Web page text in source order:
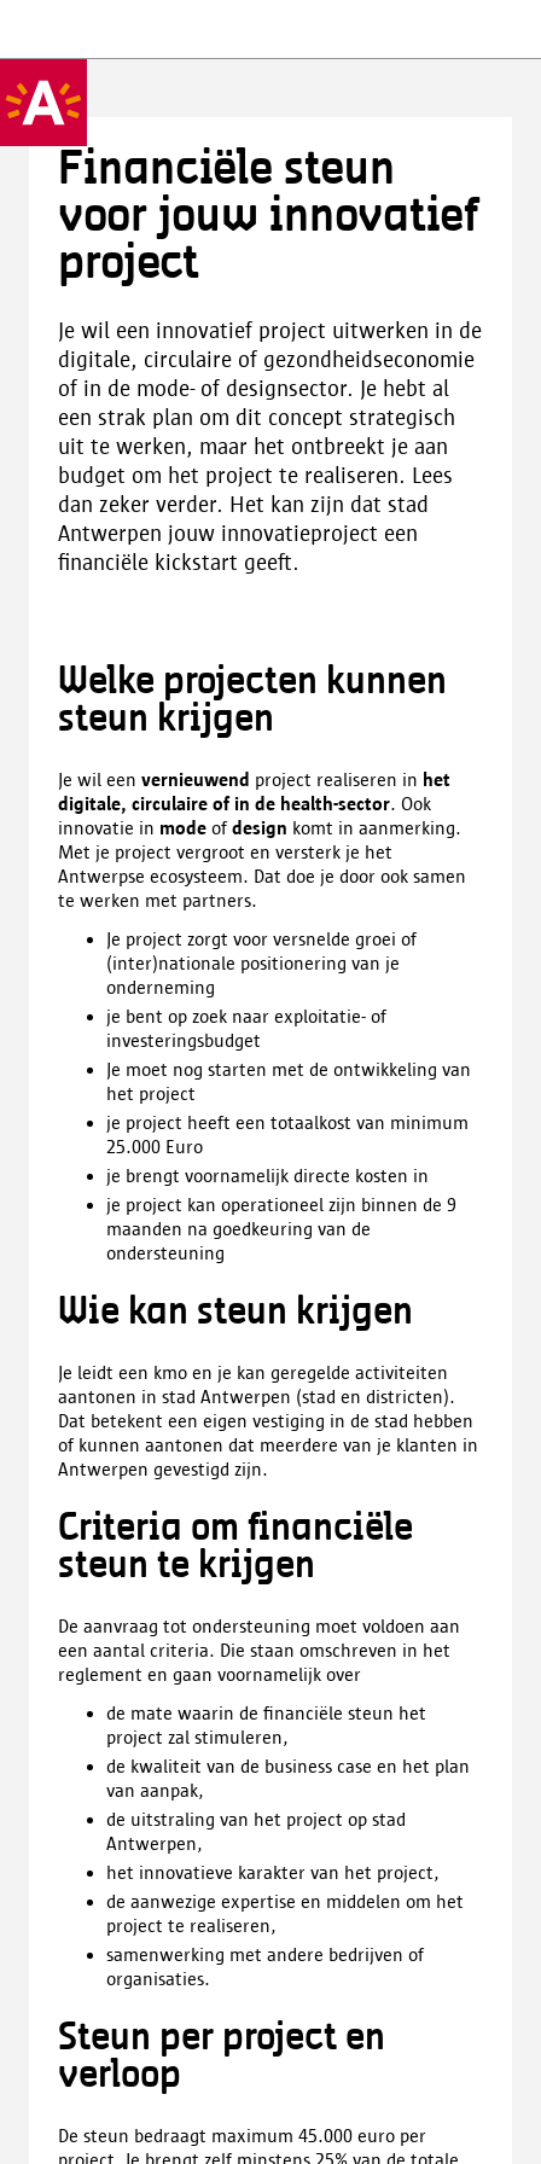
Financiële steun
voor jouw innovatief
project
Je wil een innovatief project uitwerken in de
digitale, circulaire of gezondheidseconomie
of in de mode- of designsector. Je hebt al
een strak plan om dit concept strategisch
uit te werken, maar het ontbreekt je aan
budget om het project te realiseren. Lees
dan zeker verder. Het kan zijn dat stad
Antwerpen jouw innovatieproject een
financiële kickstart geeft.
Welke projecten kunnen
steun krijgen
Je wil een vernieuwend project realiseren in het
digitale, circulaire of in de health-sector. Ook
innovatie in mode ofdesign komt in aanmerking.
Met je project vergroot en versterk je het
Antwerpse ecosysteem. Dat doe je door ook samen
te werken met partners.
Je project zorgt voor versnelde groei of
(inter)nationale positionering van je
onderneming
je bent op zoek naar exploitatie- of
investeringsbudget
Je moet nog starten met de ontwikkeling van
het project
je project heeft een totaalkost van minimum
25.000 Euro
je brengt voornamelijk directe kosten in
je project kan operationeel zijn binnen de 9
maanden na goedkeuring van de
ondersteuning
Wie kan steun krijgen
Je leidt een kmo en je kan geregelde activiteiten
aantonen in stad Antwerpen (stad en districten).
Dat betekent een eigen vestiging in de stad hebben
of kunnen aantonen dat meerdere van je klanten in
Antwerpen gevestigd zijn.
Criteria om financiële
steun te krijgen
De aanvraag tot ondersteuning moet voldoen aan
een aantal criteria. Die staan omschreven in het
reglement en gaan voornamelijk over
de mate waarin de financiële steun het
project zal stimuleren,
de kwaliteit van de business case en het plan
van aanpak,
de uitstraling van het project op stad
Antwerpen,
het innovatieve karakter van het project,
de aanwezige expertise en middelen om het
project te realiseren,
samenwerking met andere bedrijven of
organisaties.
Steun per project en
verloop
De steun bedraagt maximum 45.000 euro per
project. Je brengt zelf minstens 25% van de totale